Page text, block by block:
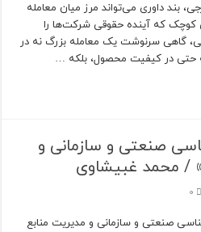
بند داوری می‌تواند مرز میان معامله
کوچک که آینده حقوقی شرکت‌ها را
گاهی سرنوشت یک معامله بزرگ نه در
حتی در کیفیت محصول، بلکه …
صنعتی و سازمانی و
/ محمد غبیشاوی
0
صنعتی و سازمانی و مدیریت منابع